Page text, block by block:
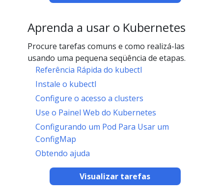
Aprenda a usar o Kubernetes
Procure tarefas comuns e como realizá-las
usando uma pequena seqüência de etapas.
Referência Rápida do kubectl
Instale o kubectl
Configure o acesso a clusters
Use o Painel Web do Kubernetes
Configurando um Pod Para Usar um
ConfigMap
Obtendo ajuda
Visualizar tarefas